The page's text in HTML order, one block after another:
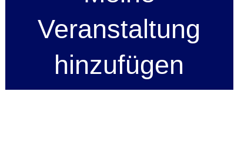
Veranstaltung
hinzufügen